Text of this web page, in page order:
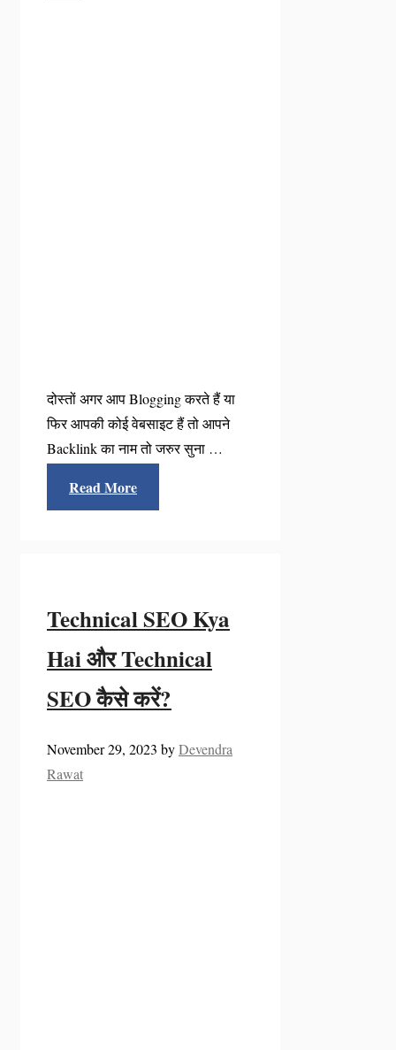
दोस्तों अगर आप Blogging करते हैं या
फिर आपकी कोई वेबसाइट हैं तो आपने
Backlink का नाम तो जरुर सुना …
Read More
Technical SEO Kya
Hai और Technical
SEO कैसे करें?
November 29, 2023 byDevendra
Rawat